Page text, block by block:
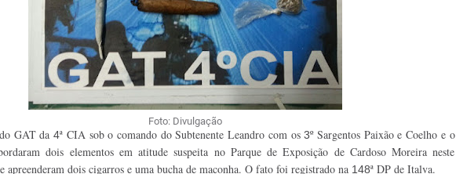
Foto: Divulgação
GAT da4ª CIA sob o comando do Subtenente Leandro com os3º Sargentos Paixão e Coelho e o
dois elementos em atitude suspeita no Parque de Exposição de Cardoso Moreira neste
apreenderam dois cigarros e uma bucha de maconha. O fato foi registrado na 148ª DP de Italva.